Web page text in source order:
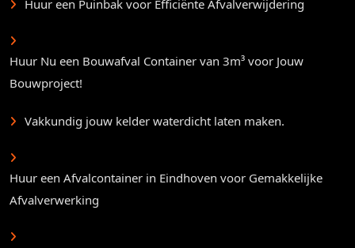
Huur een Puinbak voor Efficiënte Afvalverwijdering
Huur Nu een Bouwafval Container van 3m³ voor Jouw
Bouwproject!
Vakkundig jouw kelder waterdicht laten maken.
Huur een Afvalcontainer in Eindhoven voor Gemakkelijke
Afvalverwerking